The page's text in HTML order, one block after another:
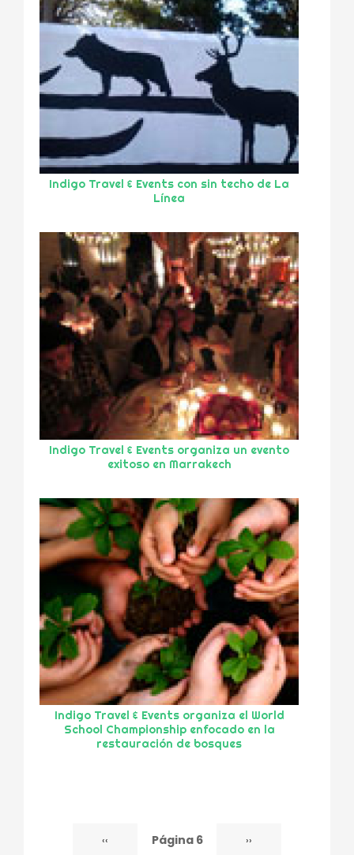
Indigo Travel & Events con sin techo de La
Línea
Indigo Travel & Events organiza un evento
exitoso en Marrakech
Indigo Travel & Events organiza el World
School Championship enfocado en la
restauración de bosques
PaginaciónPágina
‹‹ Página 6 Siguiente
››